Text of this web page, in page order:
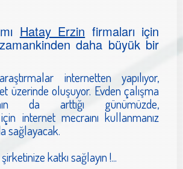
Hatay Erzinfirmaları için
daha büyük bir
internetten yapılıyor,
üzerinde oluşuyor. Evden çalışma
da arttığı günümüzde,
internet mecraını kullanmanız
sağlayacak.
katkı sağlayın !...